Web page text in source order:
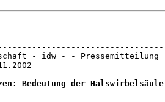
- idw - - Pressemitteilung
Bedeutung der Halswirbelsäule